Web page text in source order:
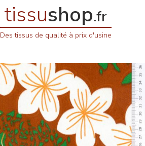
tissushop.fr
Des tissus de qualité à prix d'usine